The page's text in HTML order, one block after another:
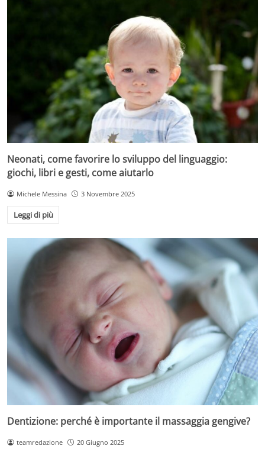
Neonati, come favorire lo sviluppo del linguaggio:
giochi, libri e gesti, come aiutarlo
Michele Messina 3 Novembre 2025
Leggi di più
Dentizione: perché è importante il massaggia gengive?
teamredazione 20 Giugno 2025